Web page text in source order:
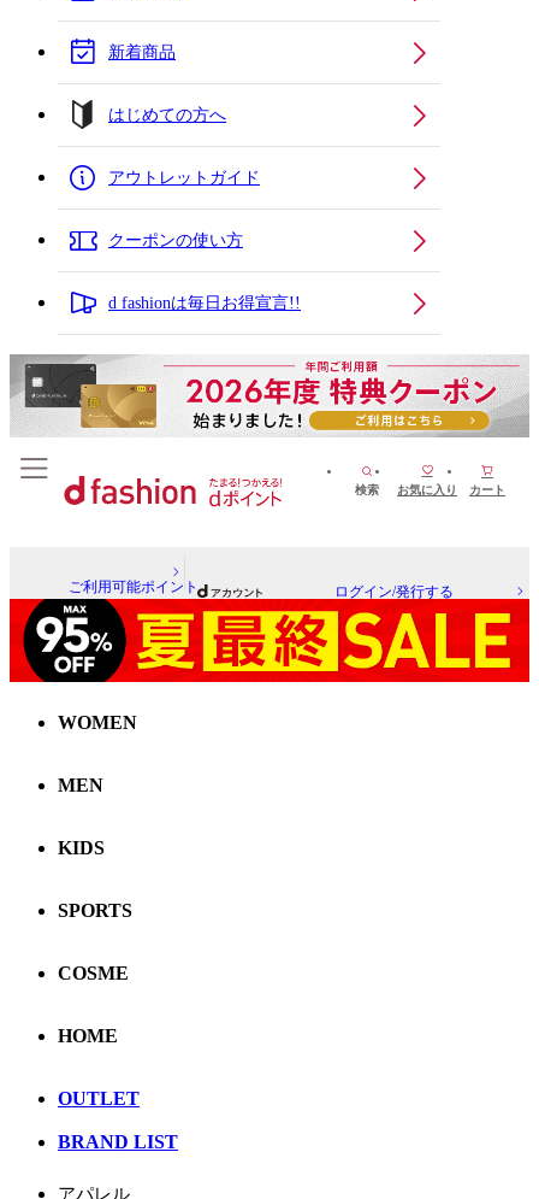
新着商品
はじめての方へ
アウトレットガイド
クーポンの使い方
d fashionは毎日お得宣言!!
検索 お気に入り カート
ご利用可能ポイント ログイン/発行する
WOMEN
MEN
KIDS
SPORTS
COSME
HOME
OUTLET
BRAND LIST
アパレル